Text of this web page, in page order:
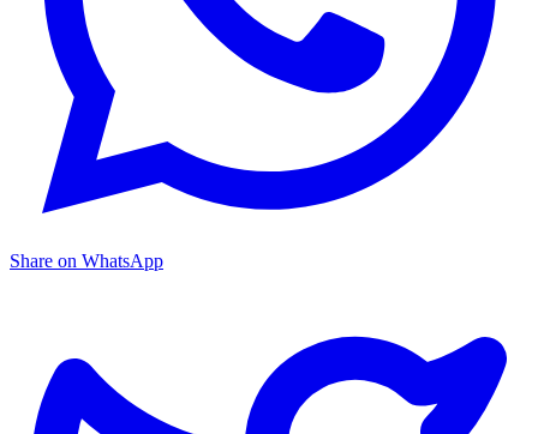
Share on WhatsApp